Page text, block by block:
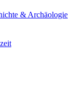
& Archäologie